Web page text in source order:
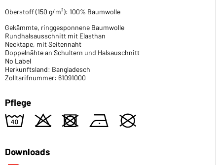
Oberstoff (150 g/m²): 100% Baumwolle
Gekämmte, ringgesponnene Baumwolle
Rundhalsausschnitt mit Elasthan
Necktape, mit Seitennaht
Doppelnähte an Schultern und Halsauschnitt
No Label
Herkunftsland: Bangladesch
Zolltarifnummer: 61091000
Pflege
8 o d n U
Downloads